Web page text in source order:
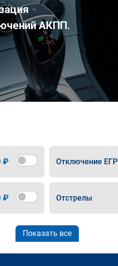
АКПП.
₽ Отключение ЕГР
₽ Отстрелы
Показать все